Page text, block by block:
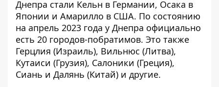
Днепра стали Кельн в Германии, Осака в
Японии и Амарилло в США. По состоянию
на апрель 2023 года у Днепра официально
есть 20 городов-побратимов. Это также
Герцлия (Израиль), Вильнюс (Литва),
Кутаиси (Грузия), Салоники (Греция),
Сиань и Далянь (Китай) и другие.